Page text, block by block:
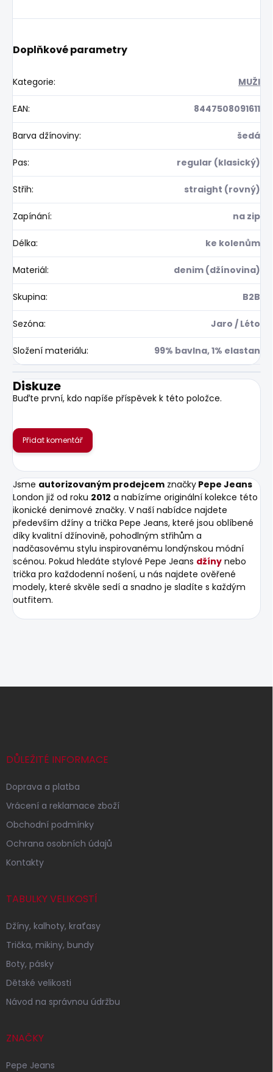
Doplňkové parametry
Kategorie: MUŽI
EAN: 8447508091611
Barva džínoviny: šedá
Pas: regular (klasický)
Střih: straight (rovný)
Zapínání: na zip
Délka: ke kolenům
Materiál: denim (džínovina)
Skupina: B2B
Sezóna: Jaro / Léto
Složení materiálu: 99% bavlna, 1% elastan
Diskuze
Buďte první, kdo napíše příspěvek k této položce.
Přidat komentář
Jsme autorizovaným prodejcem značky Pepe Jeans
London již od roku 2012 a nabízíme originální kolekce této
ikonické denimové značky. V naší nabídce najdete
především džíny a trička Pepe Jeans, které jsou oblíbené
díky kvalitní džínovině, pohodlným střihům a
nadčasovému stylu inspirovanému londýnskou módní
scénou. Pokud hledáte stylové Pepe Jeans džíny nebo
trička pro každodenní nošení, u nás najdete ověřené
modely, které skvěle sedí a snadno je sladíte s každým
outfitem.
Z
DŮLEŽITÉ INFORMACE
Doprava a platba
Vrácení a reklamace zboží
Obchodní podmínky
Ochrana osobních údajů
Kontakty
TABULKY VELIKOSTÍ
Džíny, kalhoty, kraťasy
Trička, mikiny, bundy
Boty, pásky
Dětské velikosti
Návod na správnou údržbu
ZNAČKY
Pepe Jeans